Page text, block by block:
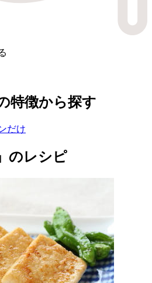
特徴から探す
だけ
のレシピ